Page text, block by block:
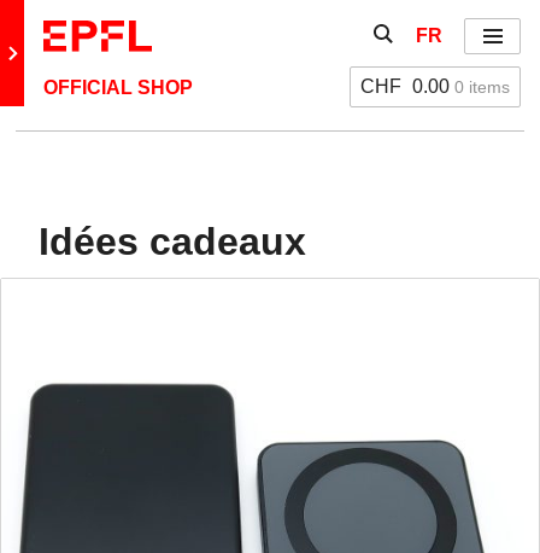
Retour au site principal
OFFICIAL SHOP
Afficher /
FR Menu
CHF 0.00 0 items
Idées cadeaux
Accessoires électroniques
Vêtements femmes
Vêtements hommes